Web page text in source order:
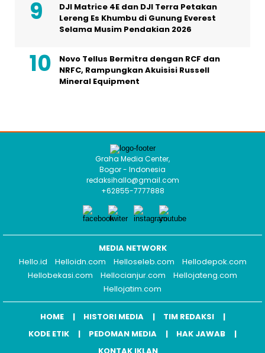
DJI Matrice 4E dan DJI Terra Petakan
Lereng Es Khumbu di Gunung Everest
Selama Musim Pendakian 2026
Novo Tellus Bermitra dengan RCF dan
NRFC, Rampungkan Akuisisi Russell
Mineral Equipment
Graha Media Center,
Bogor - Indonesia
redaksihallo@gmail.com
+62855-7777888
MEDIA NETWORK
Hello.id
Helloidn.com Helloseleb.com
Hellodepok.com
Hellobekasi.com
Hellocianjur.com
Hellojateng.com
Hellojatim.com
HOME HISTORI MEDIA
TIM REDAKSI
KODE ETIK
PEDOMAN MEDIA
HAK JAWAB
KONTAK IKLAN